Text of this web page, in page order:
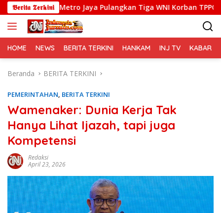
Langsung
ke
konten
𝕭𝖊𝖗𝖎𝖙𝖆 𝕿𝖊𝖗𝖐𝖎𝖓𝖎
Metro Jaya Pulangkan Tiga WNI Korban TPPO dari Libya
HOME NEWS BERITA TERKINI HANKAM INJ TV KABAR
Beranda BERITA TERKINI
PEMERINTAHAN, BERITA TERKINI
Wamenaker: Dunia Kerja Tak
Hanya Lihat Ijazah, tapi juga
Kompetensi
Redaksi
April 23, 2026